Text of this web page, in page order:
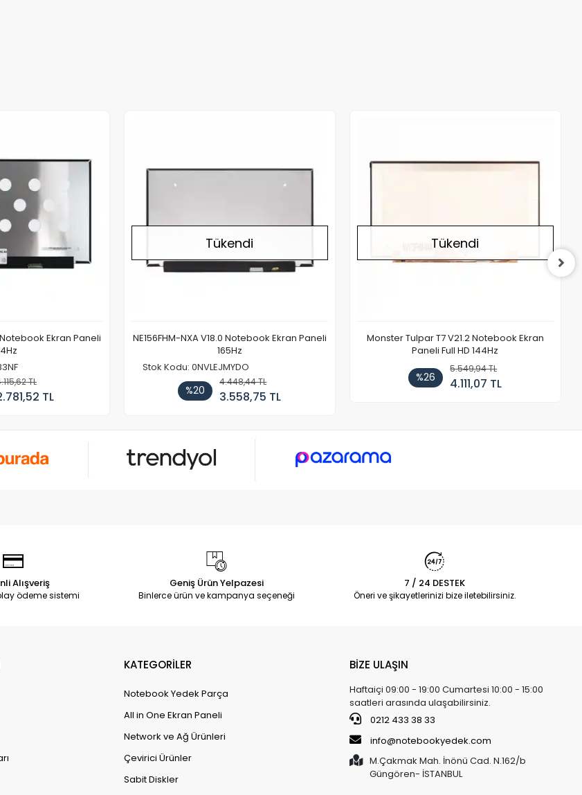
Notebook Ekran Paneli
TL
TL
Tükendi
NE156FHM-NXA V18.0 Notebook Ekran Paneli
165Hz
Stok Kodu: 0NVLEJMYDO
%20
4.448,44 TL
3.558,75 TL
Tükendi
Monster Tulpar T7 V21.2 Notebook Ekran
Paneli Full HD 144Hz
%26
5.549,94 TL
4.111,07 TL
Alışveriş
ödeme sistemi
Geniş Ürün Yelpazesi
Binlerce ürün ve kampanya seçeneği
7 / 24 DESTEK
Öneri ve şikayetlerinizi bize iletebilirsiniz.
KATEGORİLER
Notebook Yedek Parça
All in One Ekran Paneli
Network ve Ağ Ürünleri
Çevirici Ürünler
Sabit Diskler
BİZE ULAŞIN
Haftaiçi 09:00 - 19:00 Cumartesi 10:00 - 15:00
saatleri arasında ulaşabilirsiniz.
0212 433 38 33
info@notebookyedek.com
M.Çakmak Mah. İnönü Cad. N.162/b
Güngören- İSTANBUL